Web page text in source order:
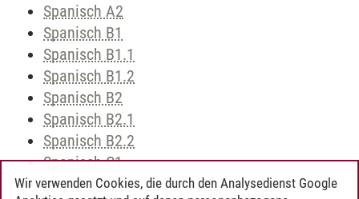
Spanisch A2
Spanisch B1
Spanisch B1.1
Spanisch B1.2
Spanisch B2
Spanisch B2.1
Spanisch B2.2
Spanisch C1
Ungarisch A1
Wir verwenden Cookies, die durch den Analysedienst Google